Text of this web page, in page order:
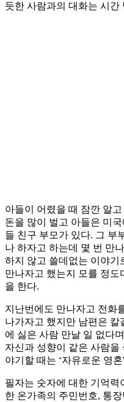
듯한 사람과의 대화는 시간
아들이 어렸을 때 잠깐 알
돈을 많이 벌고 아들은 미
들 친구 부모가 있다. 그 부
나 하자고 하는데 몇 번 만
하지 않고 쓸데없는 이야기
만나자고 했는지 모를 정도
을 한다.
지난번에도 만나자고 전화
나가자고 했지만 남편은 칼
에 싫은 사람 만날 일 없다
자신과 성향이 같은 사람을
야기할 때는 ‘자유로운 영
필자는 숫자에 대한 기억
한 온가족의 주민번호, 통